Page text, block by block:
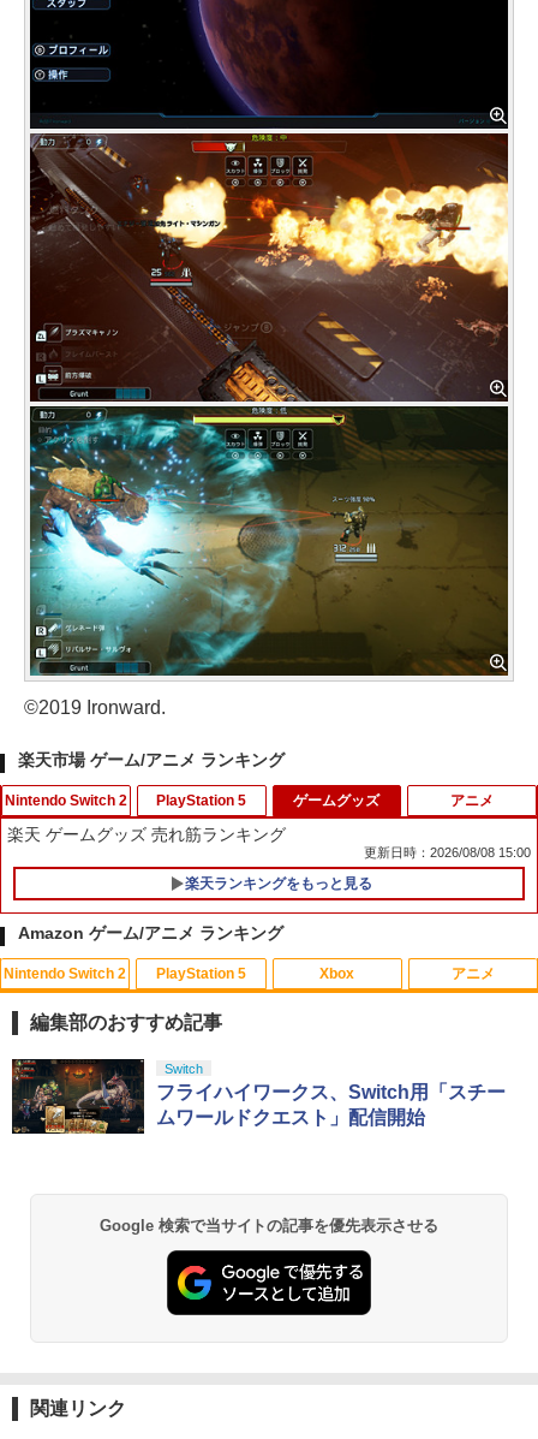
©2019 Ironward.
楽天市場 ゲーム/アニメ ランキング
Nintendo Switch 2
1
METAL GEAR SOLID : MASTER COLL
ECTION Vol.2 【Switch2】 RL204-J1
￥5,676
2
【当店独自で＋P10倍★要エントリー】
【中古】[Switch2] スプラトゥーン レイ
ダース(Splatoon Raiders) 任天堂(2026
0723)
【ダイヤ・プラチナ会員様限定！エント
リーでポイント10倍！】【メール便発
送】【新品】任天堂 Nintendo Switch 2
ゲームソフト スプラトゥーン レイダー
ス
PlayStation 5
1
PS5コントローラー用 アナログスティッ
クカバープラス ブラック デュアルセン
ス デュアルショック対応 コロンバスサ
ークル CC-P5ASP-BK 【メール便送料無
料】 【最強翌日配送】
￥980
2
【中古】【18歳以上対象】アサシン クリ
ード ミラージュソフト:プレイステーシ
￥1,620
【特典】夢灯華 -Noctuary- PS5版
(【初回外付特典】ポストカードセット(3
ゲームグッズ
楽天 ゲームグッズ 売れ筋ランキング
更新日時：2026/08/08 15:00
楽天ランキングをもっと見る
アニメ
1
バイオハザード:デスアイランド スペシ
ャル・プライス【Blu-ray】 [ 羽住英一郎
]
￥1,369
￥7,722
Amazon ゲーム/アニメ ランキング
Nintendo Switch 2
1
スプラトゥーン レイダース|オンライン
コード版
スプラトゥーン レイダース -Switch2
￥6,446
3
PlayStation 5
1
PlayStation 5 デジタル・エディション
日本語専用 Console Language: Japan
ese only (CFI-2200B01)
プロダクトコード 封入
￥7,286
3
Xbox
1
【純正品】Xbox ワイヤレス コントロー
ラー + USB-C® ケーブル
【純正品】Xbox ワイヤレス コントロー
￥7,681
アニメ
1
劇場版「鬼滅の刃」無限城編 第一章 猗
窩座再来 通常版 [Blu-ray]
劇場版「鬼滅の刃」無限城編 第一章 猗
窩座再来 通常版 [DVD]
￥3,523
3
編集部のおすすめ記事
Switch
フライハイワークス、Switch用「スチー
ムワールドクエスト」配信開始
Google 検索で当サイトの記事を優先表示させる
関連リンク